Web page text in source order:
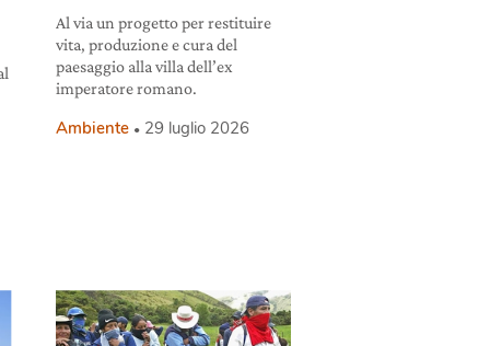
Al via un progetto per restituire
vita, produzione e cura del
paesaggio alla villa dell’ex
imperatore romano.
Ambiente 29 luglio 2026